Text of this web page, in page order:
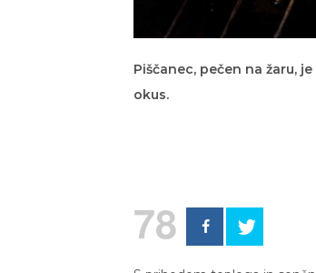
Piščanec, pečen na žaru,
okus.
78